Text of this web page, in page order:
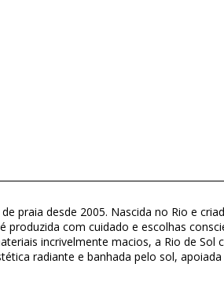
praia desde 2005. Nascida no Rio e
produzida com cuidado e escolhas
incrivelmente macios, a Rio de Sol
radiante e banhada pelo sol,